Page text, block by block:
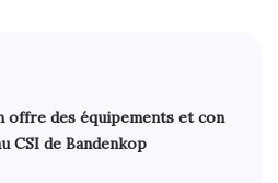
offre des équipements et con
CSI de Bandenkop